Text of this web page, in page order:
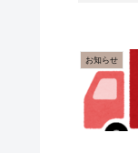
お知らせ